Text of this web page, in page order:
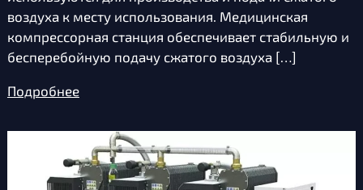
воздуха к месту использования. Медицинская
компрессорная станция обеспечивает стабильную и
бесперебойную подачу сжатого воздуха […]
Подробнее